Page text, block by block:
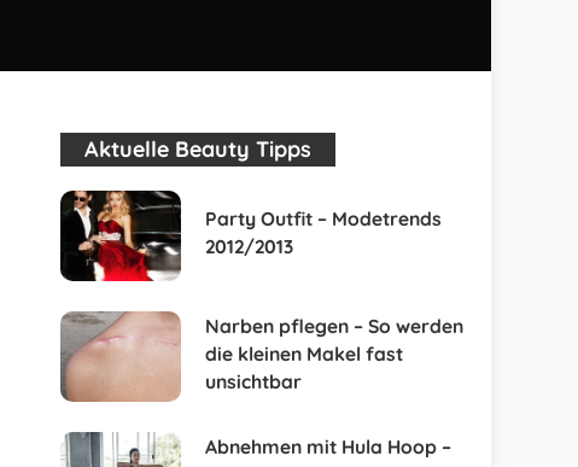
Aktuelle Beauty Tipps
Party Outfit – Modetrends
2012/2013
Narben pflegen – So werden
die kleinen Makel fast
unsichtbar
Abnehmen mit Hula Hoop –